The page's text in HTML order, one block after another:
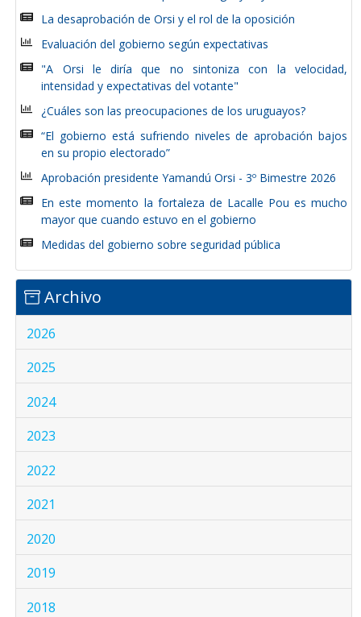
La desaprobación de Orsi y el rol de la oposición
Evaluación del gobierno según expectativas
"A Orsi le diría que no sintoniza con la velocidad,
intensidad y expectativas del votante"
¿Cuáles son las preocupaciones de los uruguayos?
“El gobierno está sufriendo niveles de aprobación bajos
en su propio electorado”
Aprobación presidente Yamandú Orsi - 3º Bimestre 2026
En este momento la fortaleza de Lacalle Pou es mucho
mayor que cuando estuvo en el gobierno
Medidas del gobierno sobre seguridad pública
Archivo
2026
2025
2024
2023
2022
2021
2020
2019
2018